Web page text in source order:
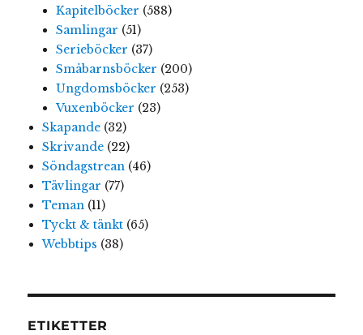
Kapitelböcker (588)
Samlingar (51)
Serieböcker (37)
Småbarnsböcker (200)
Ungdomsböcker (253)
Vuxenböcker (23)
Skapande(32)
Skrivande(22)
Söndagstrean(46)
Tävlingar (77)
Teman(11)
Tyckt & tänkt(65)
Webbtips (38)
ETIKETTER